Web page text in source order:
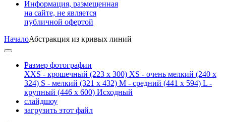
Информация, размещенная
на сайте, не является
публичной офертой
НачалоАбстракция из кривых линий
Размер фотографии
XXS - крошечный (223 x 300) XS - очень мелкий (240 x
324) S - мелкий (321 x 432) M - средний (441 x 594) L -
крупный (446 x 600) Исходный
слайдшоу
загрузить этот файл